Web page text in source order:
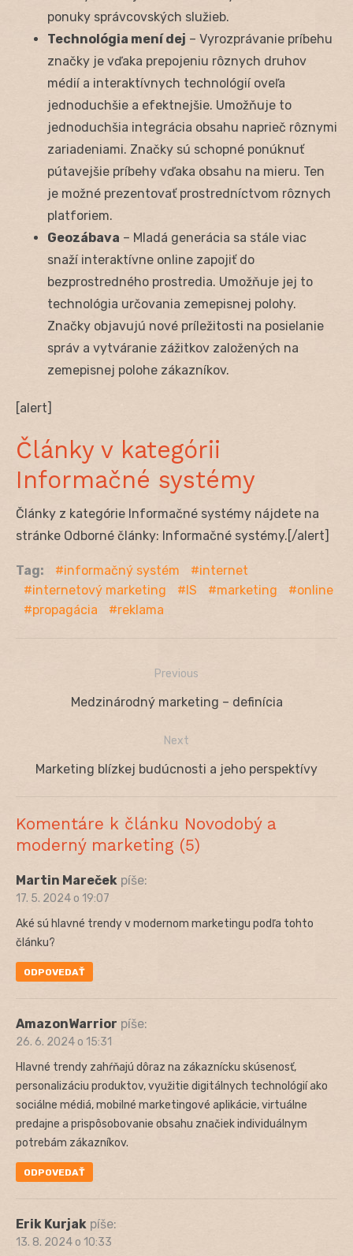
ponuky správcovských služieb.
Technológia mení dej – Vyrozprávanie príbehu
značky je vďaka prepojeniu rôznych druhov
médií a interaktívnych technológií oveľa
jednoduchšie a efektnejšie. Umožňuje to
jednoduchšia integrácia obsahu naprieč rôznymi
zariadeniami. Značky sú schopné ponúknuť
pútavejšie príbehy vďaka obsahu na mieru. Ten
je možné prezentovať prostredníctvom rôznych
platforiem.
Geozábava – Mladá generácia sa stále viac
snaží interaktívne online zapojiť do
bezprostredného prostredia. Umožňuje jej to
technológia určovania zemepisnej polohy.
Značky objavujú nové príležitosti na posielanie
správ a vytváranie zážitkov založených na
zemepisnej polohe zákazníkov.
[alert]
Články v kategórii
Informačné systémy
Články z kategórie Informačné systémy nájdete na
stránke Odborné články: Informačné systémy.[/alert]
Tag: informačný systém
internet
internetový marketing
IS marketing
online
propagácia
reklama
Navigácia
Previous
Previous
Medzinárodný marketing – definícia
Next
Next
Marketing blízkej budúcnosti a jeho perspektívy
Komentáre k článku Novodobý a
moderný marketing (5)
Martin Mareček píše:
17. 5. 2024 o 19:07
Aké sú hlavné trendy v modernom marketingu podľa tohto
článku?
ODPOVEDAŤ
AmazonWarrior píše:
26. 6. 2024 o 15:31
Hlavné trendy zahŕňajú dôraz na zákaznícku skúsenosť,
personalizáciu produktov, využitie digitálnych technológií ako
sociálne médiá, mobilné marketingové aplikácie, virtuálne
predajne a prispôsobovanie obsahu značiek individuálnym
potrebám zákazníkov.
ODPOVEDAŤ
Erik Kurjak píše:
13. 8. 2024 o 10:33